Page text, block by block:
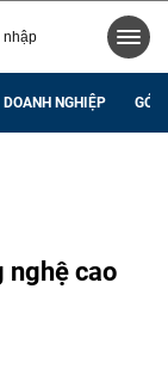
DOANH NGHIỆP GÓC
nghệ cao